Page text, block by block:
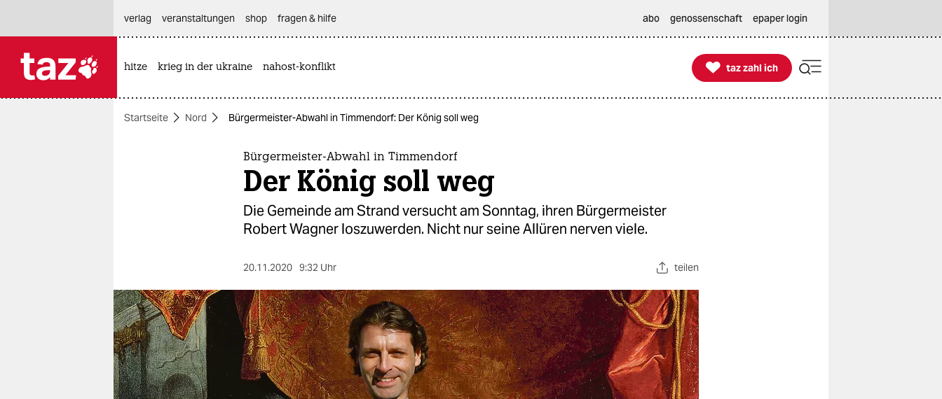
themen
berlin
nord
wahrheit
verlag
veranstaltungen shop fragen & hilfe abo genossenschaft epaper login
hitze krieg in der ukraine nahost-konflikt 
taz zahl ich
taz zahl ich
Startseite Nord Bürgermeister-Abwahl in Timmendorf: Der König soll weg
Bürgermeister-Abwahl in Timmendorf
Der König soll weg
Die Gemeinde am Strand versucht am Sonntag, ihren Bürgermeister
Robert Wagner loszuwerden. Nicht nur seine Allüren nerven viele.
20.11.2020 9:32 Uhr teilen